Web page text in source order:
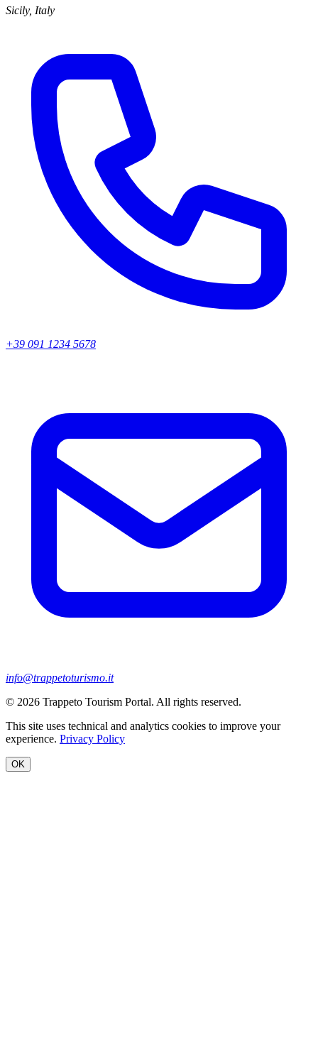
Sicily, Italy
+39 091 1234 5678
info@trappetoturismo.it
© 2026 Trappeto Tourism Portal. All rights reserved.
This site uses technical and analytics cookies to improve your
experience. Privacy Policy
OK